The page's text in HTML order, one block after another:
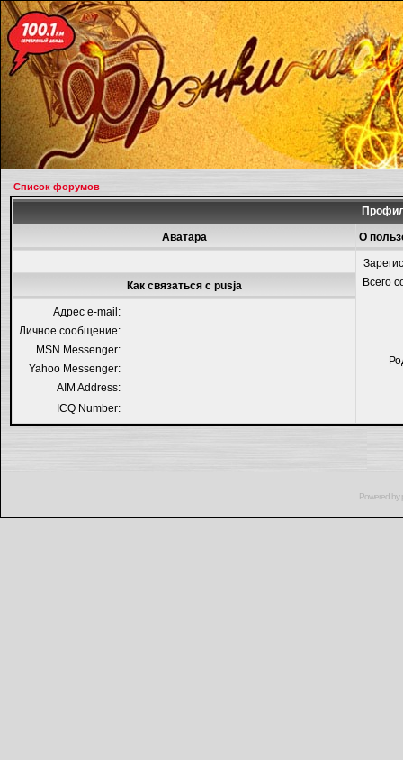
Список форумов
Аватара О
Всего
Как связаться с pusja
Адрес e-mail:
Личное сообщение:
MSN Messenger:
Yahoo Messenger:
AIM Address:
ICQ Number:
Powered by